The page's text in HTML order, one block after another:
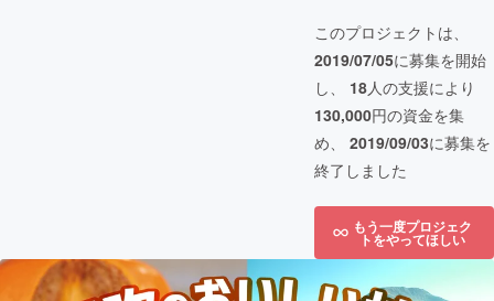
このプロジェクトは、
2019/07/05に募集を開始
し、 18人の支援により
130,000円の資金を集
め、 2019/09/03に募集を
終了しました
もう一度プロジェク
トをやってほしい